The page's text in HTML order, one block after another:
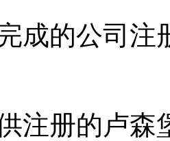
的公司注
册的卢森